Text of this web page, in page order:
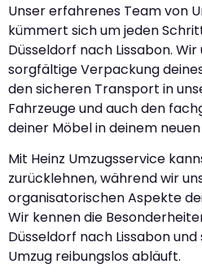
Unser erfahrenes Team von
kümmert sich um jeden
Düsseldorf nach Lissabon.
sorgfältige Verpackung
den sicheren Transport in
Fahrzeuge und auch den
deiner Möbel in deinem neuen
Mit Heinz Umzugsservice
zurücklehnen, während wir
organisatorischen Aspekte
Wir kennen die
Düsseldorf nach Lissabon
Umzug reibungslos abläuft.